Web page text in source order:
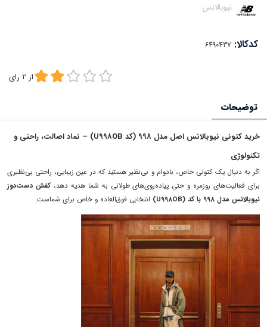
نیوبالانس
کدکالا:
از 2 رای
توضیحات
خرید کتونی نیوبالانس اصل مدل 998 (کد U998OB) – نماد اصالت، راحتی و
تکنولوژی
اگر به دنبال یک کتونی خاص، بادوام و بی‌نظیر هستید که در عین زیبایی، راحتی بی‌نظیری
برای فعالیت‌های روزمره و حتی پیاده‌روی‌های طولانی به شما هدیه دهد،کفش دست‌دوز
نیوبالانس مدل 998 با کد (U998OB)
انتخابی فوق‌العاده و خاص برای شماست.